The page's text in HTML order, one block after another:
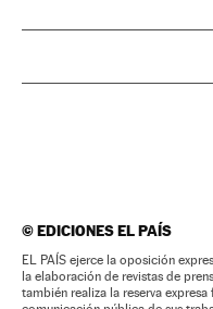
©EDICIONES EL PAÍS
EL PAÍS ejerce la oposición
la elaboración de revistas de
también realiza la reserva